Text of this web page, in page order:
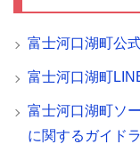
富士河口湖町公
富士河口湖町
富士河口湖町ソ
に関するガイド